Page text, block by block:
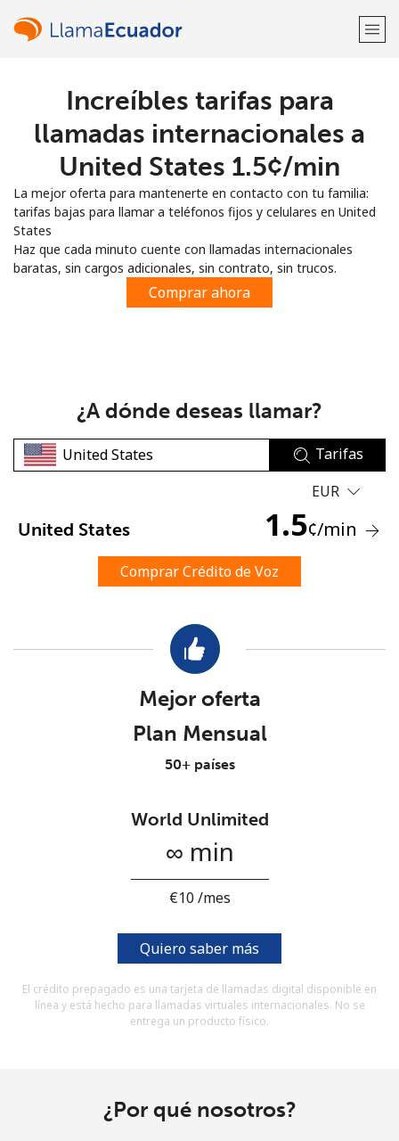
¡Bienvenido!
Regístrate con
o
No se ha creado una contraseña
Mínimo 8 caracteres
Una letra mayúscula y una minúscula
Mantente en contacto para recibir nuestras mejores
Al abrir una cuenta en este sitio web, estoy de acuerdo con
Términos y condiciones.
Únete
¡Hola!
Inicia sesión o
Increíbles tarifas para
llamadas internacionales a
United States ⁦1.5¢⁩/min
La mejor oferta para mantenerte en contacto con tu familia:
tarifas bajas para llamar a teléfonos fijos y celulares en United
States
Haz que cada minuto cuente con llamadas internacionales
baratas, sin cargos adicionales, sin contrato, sin trucos.
Comprar ahora
¿A dónde deseas llamar?
Tarifas
EUR
United States 1.5¢/min
Comprar Crédito de Voz
Mejor oferta
Plan Mensual
50+ países
World Unlimited
∞ min
⁦€10⁩ /mes
Quiero saber más
El crédito prepagado es una tarjeta de llamadas digital disponible en
línea y está hecho para llamadas virtuales internacionales. No se
entrega un producto físico.
¿Por qué nosotros?